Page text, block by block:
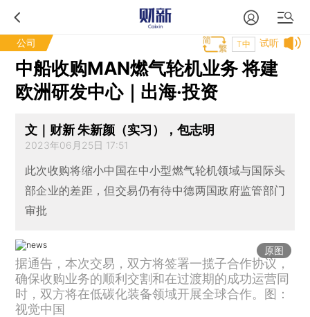
公司 试听
T中
中船收购MAN燃气轮机业务 将建
欧洲研发中心｜出海·投资
文｜财新 朱新颜（实习），包志明
2023年06月25日 17:51
此次收购将缩小中国在中小型燃气轮机领域与国际头
部企业的差距，但交易仍有待中德两国政府监管部门
审批
原图
据通告，本次交易，双方将签署一揽子合作协议，
确保收购业务的顺利交割和在过渡期的成功运营同
时，双方将在低碳化装备领域开展全球合作。图：
视觉中国